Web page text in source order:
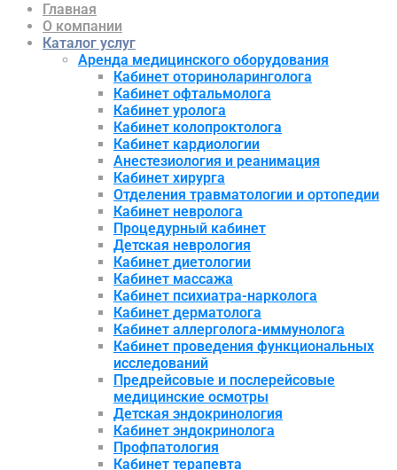
Главная
О компании
Каталог услуг
Аренда медицинского оборудования
Кабинет оториноларинголога
Кабинет офтальмолога
Кабинет уролога
Кабинет колопроктолога
Кабинет кардиологии
Анестезиология и реанимация
Кабинет хирурга
Отделения травматологии и ортопедии
Кабинет невролога
Процедурный кабинет
Детская неврология
Кабинет диетологии
Кабинет массажа
Кабинет психиатра-нарколога
Кабинет дерматолога
Кабинет аллерголога-иммунолога
Кабинет проведения функциональных
исследований
Предрейсовые и послерейсовые
медицинские осмотры
Детская эндокринология
Кабинет эндокринолога
Профпатология
Кабинет терапевта